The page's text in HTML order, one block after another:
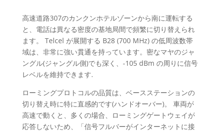
高速道路307のカンクンホテルゾーンから南に運転する
と、電話は異なる密度の基地局間で頻繁に切り替えられ
ます。 Telcel が展開する B28 (700 MHz) の低周波数帯
域は、非常に強い貫通を持っています。密なマヤのジャ
ングル(ジャングル側)でも深く、-105 dBm の周りに信号
レベルを維持できます.
ローミングプロトコルの品質は、ベースステーションの
切り替え時に特に直感的です(ハンドオーバー)。 車両が
高速で動くと、多くの場合、ローミングゲートウェイが
応答しないため、「信号フルバーがインターネットに接